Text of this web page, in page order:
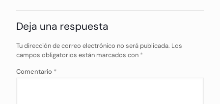
Deja una respuesta
Tu dirección de correo electrónico no será publicada. Los
campos obligatorios están marcados con *
Comentario *